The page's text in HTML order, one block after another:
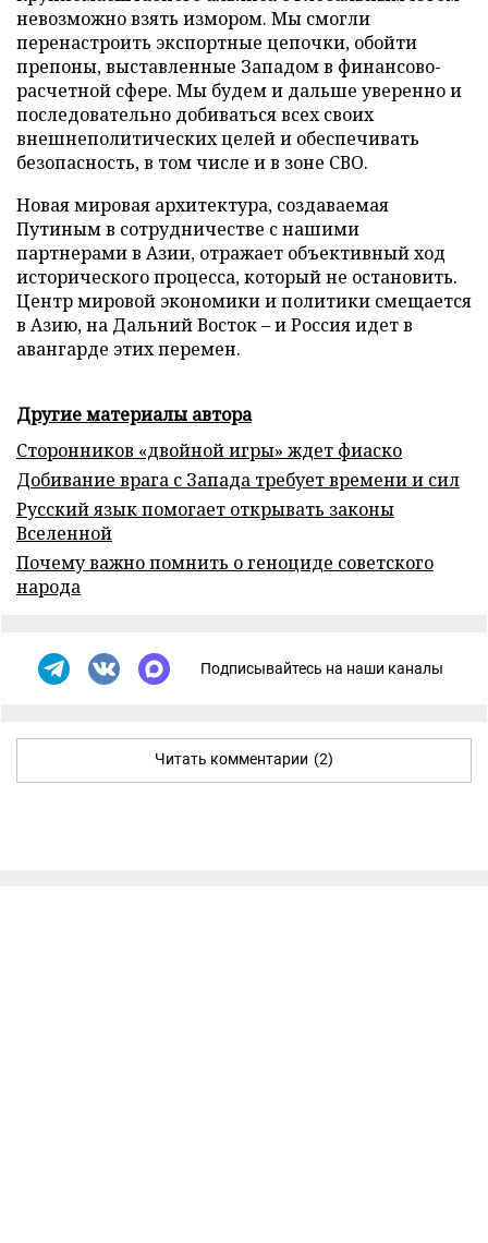
невозможно взять измором. Мы смогли
перенастроить экспортные цепочки, обойти
препоны, выставленные Западом в финансово-
расчетной сфере. Мы будем и дальше уверенно и
последовательно добиваться всех своих
внешнеполитических целей и обеспечивать
безопасность, в том числе и в зоне СВО.
Новая мировая архитектура, создаваемая
Путиным в сотрудничестве с нашими
партнерами в Азии, отражает объективный ход
исторического процесса, который не остановить.
Центр мировой экономики и политики смещается
в Азию, на Дальний Восток – и Россия идет в
авангарде этих перемен.
Другие материалы автора
Сторонников «двойной игры» ждет фиаско
Добивание врага с Запада требует времени и сил
Русский язык помогает открывать законы
Вселенной
Почему важно помнить о геноциде советского
народа
Подписывайтесь на наши каналы
Читать комментарии (2)